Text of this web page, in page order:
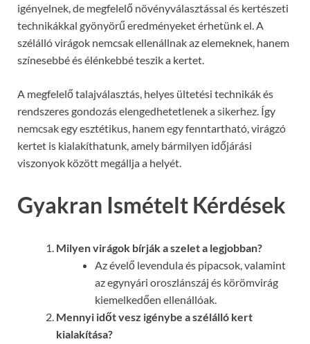
igényelnek, de megfelelő növényválasztással és kertészeti
technikákkal gyönyörű eredményeket érhetünk el. A
szélálló virágok nemcsak ellenállnak az elemeknek, hanem
színesebbé és élénkebbé teszik a kertet.
A megfelelő talajválasztás, helyes ültetési technikák és
rendszeres gondozás elengedhetetlenek a sikerhez. Így
nemcsak egy esztétikus, hanem egy fenntartható, virágzó
kertet is kialakíthatunk, amely bármilyen időjárási
viszonyok között megállja a helyét.
Gyakran Ismételt Kérdések
Milyen virágok bírják a szelet a legjobban?
Az évelő levendula és pipacsok, valamint
az egynyári oroszlánszáj és körömvirág
kiemelkedően ellenállóak.
Mennyi időt vesz igénybe a szélálló kert
kialakítása?